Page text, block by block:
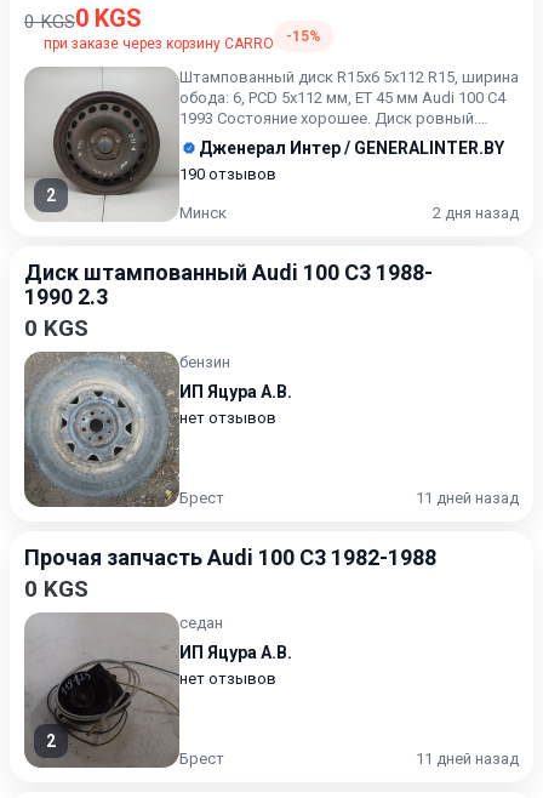
0 KGS0 KGS
при заказе через корзину CARRO -15%
2
Штампованный диск R15x6 5x112 R15, ширина
обода: 6, PCD 5x112 мм, ET 45 мм Audi 100 C4
1993 Состояние хорошее. Диск ровный.
Время на провер...
Дженерал Интер / GENERALINTER.BY
190 отзывов
Минск 2 дня назад
Диск штампованный Audi 100 C3 1988-
1990 2.3
0 KGS
бензин
ИП Яцура А.В.
нет отзывов
Брест 11 дней назад
Прочая запчасть Audi 100 C3 1982-1988
0 KGS
2
седан
ИП Яцура А.В.
нет отзывов
Брест 11 дней назад